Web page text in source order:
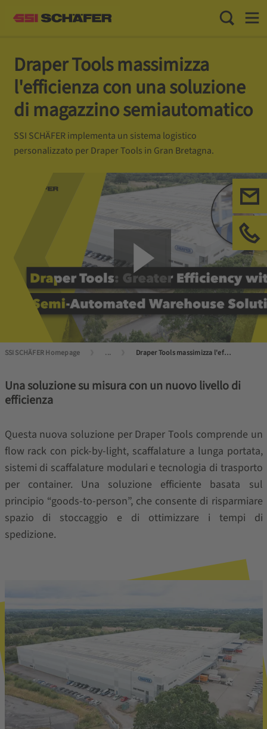
Toggle
Draper Tools massimizza
l'efficienza con una soluzione
di magazzino semiautomatico
SSI SCHÄFER implementa un sistema logistico
personalizzato per Draper Tools in Gran Bretagna.
SSI SCHÄFER Homepage ... Draper Tools massimizza l'efficienza con una soluzione di magazzino semiautomatico
Una soluzione su misura con un nuovo livello di
efficienza
Questa nuova soluzione per Draper Tools comprende un
flow rack con pick-by-light, scaffalature a lunga portata,
sistemi di scaffalature modulari e tecnologia di trasporto
per container. Una soluzione efficiente basata sul
principio “goods-to-person”, che consente di risparmiare
spazio di stoccaggio e di ottimizzare i tempi di
spedizione.